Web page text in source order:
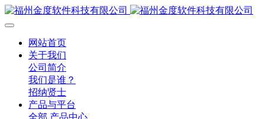
网站首页
关于我们
公司简介
我们是谁？
招纳贤士
产品与平台
全部 产品中心